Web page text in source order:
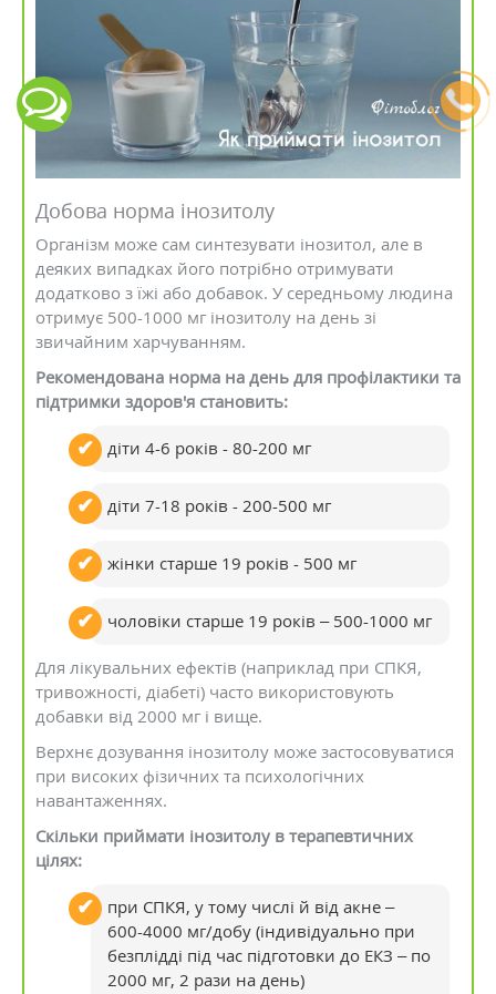
Добова норма інозитолу
Організм може сам синтезувати інозитол, але в
деяких випадках його потрібно отримувати
додатково з їжі або добавок. У середньому людина
отримує 500-1000 мг інозитолу на день зі
звичайним харчуванням.
Рекомендована норма на день для профілактики та
підтримки здоров'я становить:
діти 4-6 років - 80-200 мг
діти 7-18 років - 200-500 мг
жінки старше 19 років - 500 мг
чоловіки старше 19 років – 500-1000 мг
Для лікувальних ефектів (наприклад при СПКЯ,
тривожності, діабеті) часто використовують
добавки від 2000 мг і вище.
Верхнє дозування інозитолу може застосовуватися
при високих фізичних та психологічних
навантаженнях.
Скільки приймати інозитолу в терапевтичних
цілях:
при СПКЯ, у тому числі й від акне –
600-4000 мг/добу (індивідуально при
безплідді під час підготовки до ЕКЗ – по
2000 мг, 2 рази на день)